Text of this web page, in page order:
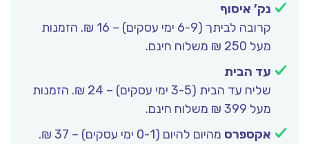
נק’ איסוף
קרובה לביתך (6-9 ימי עסקים) – 16 ₪. הזמנות
מעל 250 ₪ משלוח חינם.
עד הבית
שליח עד הבית (3-5 ימי עסקים) – 24 ₪. הזמנות
מעל 399 ₪ משלוח חינם.
אקספרס מהיום להיום (0-1 ימי עסקים) – 37 ₪.